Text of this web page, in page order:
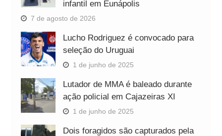
infantil em Eunápolis
7 de agosto de 2026
Lucho Rodriguez é convocado para
seleção do Uruguai
1 de junho de 2025
Lutador de MMA é baleado durante
ação policial em Cajazeiras XI
1 de junho de 2025
Dois foragidos são capturados pela